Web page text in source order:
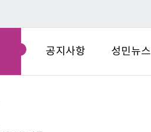
공지사항 성민뉴스